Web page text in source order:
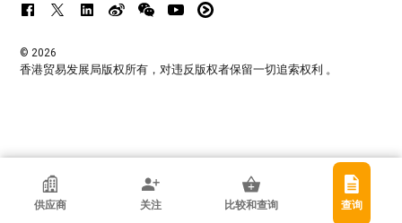
Eagleton Technology Industrial Co.
供应商 关注 比较和查询 查询
© 2026
香港贸易发展局版权所有，对违反版权者保留一切追索权利 。